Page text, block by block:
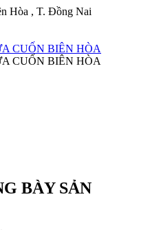
Hòa , T. Đồng Nai
BÀY SẢN